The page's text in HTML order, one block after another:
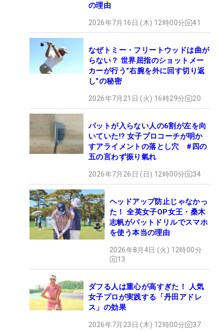
の理由
2026年7月16日 (木) 12時00分 41
なぜトミー・フリートウッドは曲が
らない？ 世界屈指のショットメー
カーが行う”右腕を外に回す切り返
し”の秘密
2026年7月21日 (火) 16時29分 20
パットが入らない人の6割が左を向
いていた!? 女子プロコーチが明か
すアライメントの落とし穴 #四の
五の言わず振り氣れ
2026年7月26日 (日) 12時00分 34
ヘッドアップ防止じゃなかっ
た！ 全英女子OP女王・桑木
志帆がパットドリルでスマホ
を使う本当の理由
2026年8月4日 (火) 12時00分
13
ダフる人は重心が高すぎた！ 人気
女子プロが実践する「丹田アドレ
ス」の効果
2026年7月23日 (木) 12時00分 37